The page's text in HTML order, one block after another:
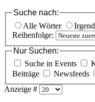
Suche nach:
Alle Wörter
Reihenfolge:
Nur Suchen:
Suche in Events
Beiträge
Newsfeeds
Anzeige #